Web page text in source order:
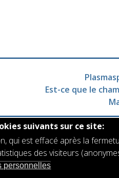
Est-ce que le
suivants sur ce site:
qui est effacé après la
des visiteurs
personnelles